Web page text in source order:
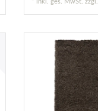
* inkl. ges. MwSt. zzgl.